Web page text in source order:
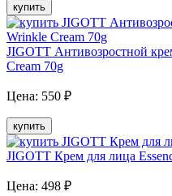
купить
JIGOTT Антивозростной
Cream 70g
Цена: 550 ₽
купить
JIGOTT Крем для лица
Цена: 498 ₽